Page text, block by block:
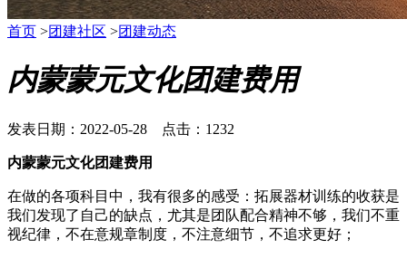
首页 >团建社区 >团建动态
内蒙蒙元文化团建费用
发表日期：2022-05-28 点击：1232
内蒙蒙元文化团建费用
在做的各项科目中，我有很多的感受：拓展器材训练的收获是
我们发现了自己的缺点，尤其是团队配合精神不够，我们不重
视纪律，不在意规章制度，不注意细节，不追求更好；